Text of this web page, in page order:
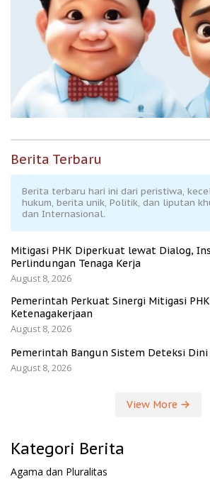
Berita Terbaru
Berita terbaru hari ini dari peristiwa,
hukum, berita unik, Politik, dan liputan
dan Internasional.
Mitigasi PHK Diperkuat lewat Dialog,
Perlindungan Tenaga Kerja
August 8, 2026
Pemerintah Perkuat Sinergi Mitigasi
Ketenagakerjaan
August 8, 2026
Pemerintah Bangun Sistem Deteksi Dini
August 8, 2026
View More
Kategori Berita
Agama dan Pluralitas